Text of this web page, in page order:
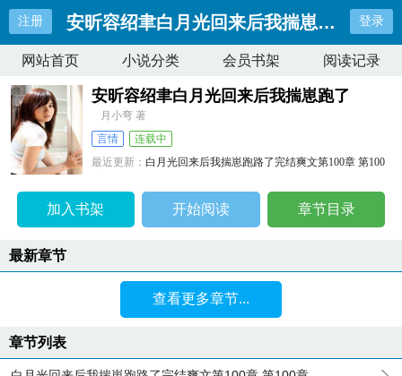
注册 安昕容绍聿白月光回来后我揣崽跑了 登录
网站首页 小说分类 会员书架 阅读记录
安昕容绍聿白月光回来后我揣崽跑了
月小弯 著
言情
连载中
最近更新： 白月光回来后我揣崽跑路了完结爽文第100章 第100
更新时间：
加入书架 开始阅读 章节目录
最新章节
查看更多章节...
章节列表